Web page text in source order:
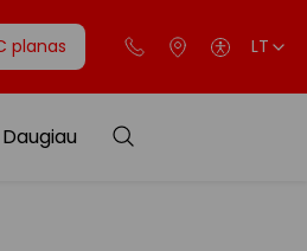
planas LT
Daugiau